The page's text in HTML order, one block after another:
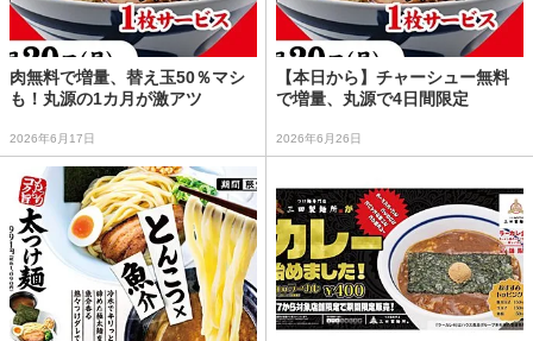
肉無料で増量、替え玉50％マシ
も！丸源の1カ月が激アツ
2026年6月17日
【本日から】チャーシュー無料
で増量、丸源で4日間限定
2026年6月26日